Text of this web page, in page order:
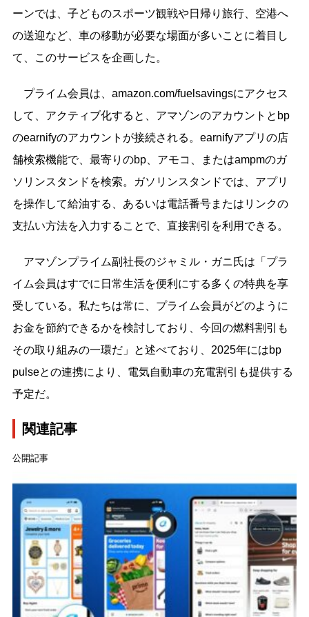
ーンでは、子どものスポーツ観戦や日帰り旅行、空港へ
の送迎など、車の移動が必要な場面が多いことに着目し
て、このサービスを企画した。
プライム会員は、amazon.com/fuelsavingsにアクセス
して、アクティブ化すると、アマゾンのアカウントとbp
のearnifyのアカウントが接続される。earnifyアプリの店
舗検索機能で、最寄りのbp、アモコ、またはampmのガ
ソリンスタンドを検索。ガソリンスタンドでは、アプリ
を操作して給油する、あるいは電話番号またはリンクの
支払い方法を入力することで、直接割引を利用できる。
アマゾンプライム副社長のジャミル・ガニ氏は「プラ
イム会員はすでに日常生活を便利にする多くの特典を享
受している。私たちは常に、プライム会員がどのように
お金を節約できるかを検討しており、今回の燃料割引も
その取り組みの一環だ」と述べており、2025年にはbp
pulseとの連携により、電気自動車の充電割引も提供する
予定だ。
関連記事
公開記事